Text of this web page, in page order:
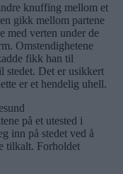
knuffing mellom et
gikk mellom partene
med verten under de
Omstendighetene
fikk han til
stedet. Det er usikkert
er et hendelig uhell.
på et utested i
inn på stedet ved å
tilkalt. Forholdet